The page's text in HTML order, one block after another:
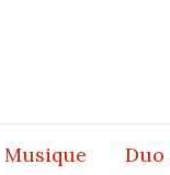
Musique Duo